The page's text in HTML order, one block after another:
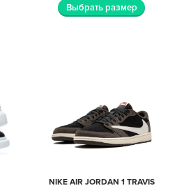
Выбрать размер
NIKE AIR JORDAN 1 TRAVIS